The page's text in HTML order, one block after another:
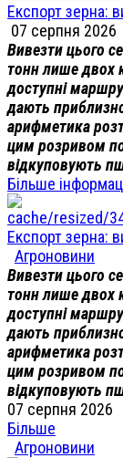
Експорт зерна:
07 серпня 2026
Вивезти цього
тонн лише двох
доступні
дають
арифметика
цим розривом
відкуповують
Більше
Експорт зерна:
Агроновини
Вивезти цього
тонн лише двох
доступні
дають
арифметика
цим розривом
відкуповують
07 серпня 2026
Більше
Агроновини